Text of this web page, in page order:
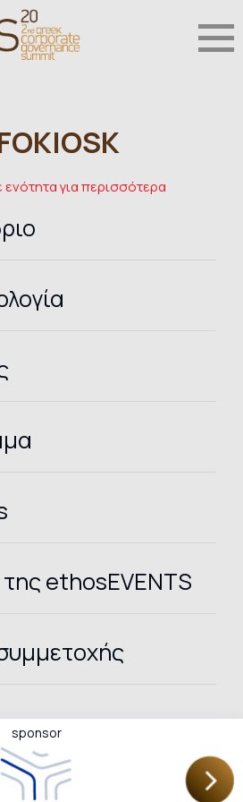
ενότητα για περισσότερα
ethosEVENTS
sponsor